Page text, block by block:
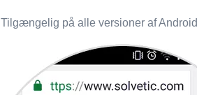
Tilgængelig på alle versioner af Android